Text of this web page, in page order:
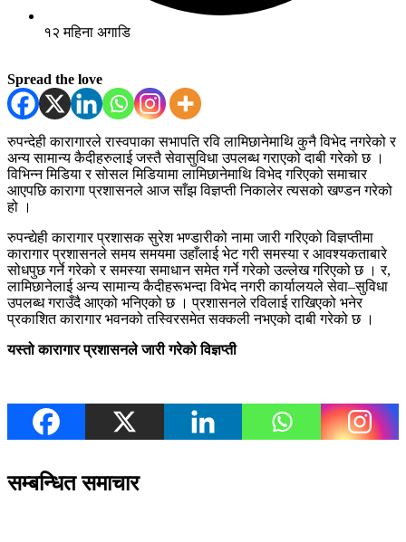
१२ महिना अगाडि
Spread the love
रुपन्देही कारागारले रास्वपाका सभापति रवि लामिछानेमाथि कुनै विभेद नगरेको र
अन्य सामान्य कैदीहरुलाई जस्तै सेवासुविधा उपलब्ध गराएको दाबी गरेको छ ।
विभिन्न मिडिया र सोसल मिडियामा लामिछानेमाथि विभेद गरिएको समाचार
आएपछि कारागा प्रशासनले आज साँझ विज्ञप्ती निकालेर त्यसको खण्डन गरेको
हो ।
रुपन्द्येही कारागार प्रशासक सुरेश भण्डारीको नामा जारी गरिएको विज्ञप्तीमा
कारागार प्रशासनले समय समयमा उहाँलाई भेट गरी समस्या र आवश्यकताबारे
सोधपुछ गर्ने गरेको र समस्या समाधान समेत गर्ने गरेको उल्लेख गरिएको छ । र,
लामिछानेलाई अन्य सामान्य कैदीहरूभन्दा विभेद नगरी कार्यालयले सेवा–सुविधा
उपलब्ध गराउँदै आएको भनिएको छ । प्रशासनले रविलाई राखिएको भनेर
प्रकाशित कारागार भवनको तस्विरसमेत सक्कली नभएको दाबी गरेको छ ।
यस्तो कारागार प्रशासनले जारी गरेको विज्ञप्ती
सम्बन्धित समाचार